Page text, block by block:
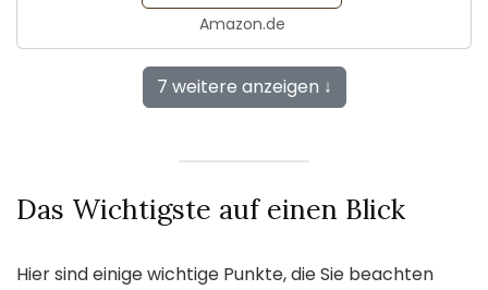
Amazon.de
7 weitere anzeigen ↓
Das Wichtigste auf einen Blick
Hier sind einige wichtige Punkte, die Sie beachten